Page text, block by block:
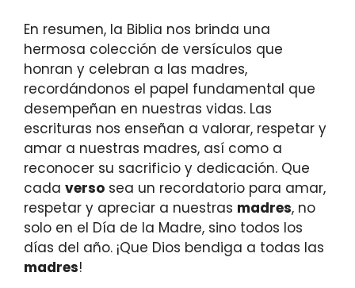
En resumen, la Biblia nos brinda una
hermosa colección de versículos que
honran y celebran a las madres,
recordándonos el papel fundamental que
desempeñan en nuestras vidas. Las
escrituras nos enseñan a valorar, respetar y
amar a nuestras madres, así como a
reconocer su sacrificio y dedicación. Que
cada verso sea un recordatorio para amar,
respetar y apreciar a nuestras madres, no
solo en el Día de la Madre, sino todos los
días del año. ¡Que Dios bendiga a todas las
madres!